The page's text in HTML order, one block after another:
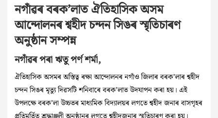
নগাঁৱৰ বৰক’লাত ঐতিহাসিক অসম
আন্দোলনৰ শ্বহীদ চন্দন সিঙৰ স্মৃতিচাৰণ
অনুষ্ঠান সম্পন্ন
নগাঁৱৰ পৰা ঋতু পৰ্ণ শৰ্মা,
ঐতিহাসিক অসমৰ অস্তিত্ব ৰক্ষা আন্দোলনৰ নগাঁও জিলাৰ বৰক’লাৰ শ্বহীদ
চন্দন সিঙৰ মৃত্যু দিৱসটি শনিবাৰে বৰক’লাত উদযাপন কৰা হয়। এই
উপলক্ষে বৰক’লা উচ্চতৰ মাধ্যমিক বিদ্যালয়ৰ লগতে শ্বহীদ জনাৰ বাসগৃহৰ